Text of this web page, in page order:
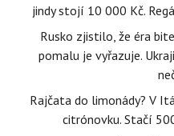
jindy stojí 10 000 Kč.
Rusko zjistilo, že éra
pomalu je vyřazuje.
Rajčata do limonády? V
citrónovku. Stačí